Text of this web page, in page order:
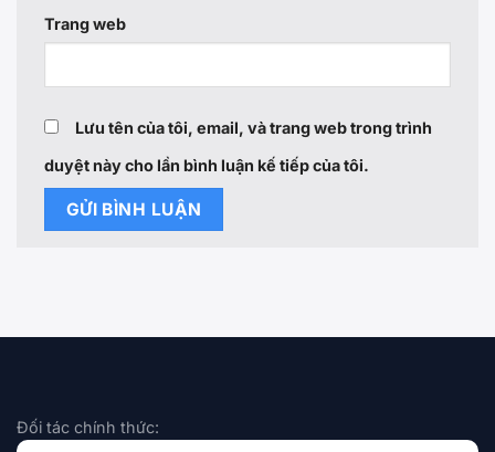
Trang web
Lưu tên của tôi, email, và trang web trong trình
duyệt này cho lần bình luận kế tiếp của tôi.
Đối tác chính thức: